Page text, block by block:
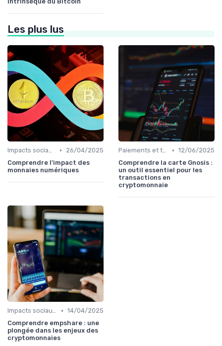
Les plus lus
Impacts sociaux et économiques •
26/04/2025
Comprendre l'impact des
monnaies numériques
Paiements et transactions • 12/06/2025
Comprendre la carte Gnosis :
un outil essentiel pour les
transactions en
cryptomonnaie
Impacts sociaux et économiques • 14/04/2025
Comprendre empshare : une
plongée dans les enjeux des
cryptomonnaies